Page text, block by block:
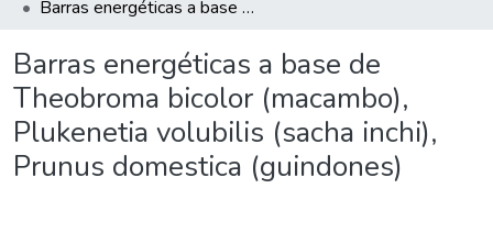
Barras energéticas a base de Theobroma bicolor (macambo), Plukenetia volubilis (sacha inchi), Prunus domestica (guindones)
Barras energéticas a base de
Theobroma bicolor (macambo),
Plukenetia volubilis (sacha inchi),
Prunus domestica (guindones)